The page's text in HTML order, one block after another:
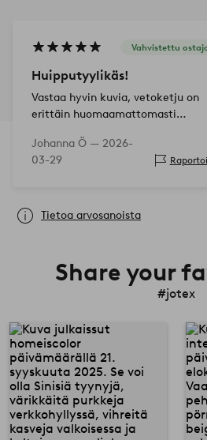
Vahvistettu
Huipputyylikäs!
Vastaa hyvin kuvia, vetoketju on
erittäin huomaamattomasti
Johanna Ö — 2026-
03-29
Raportoi
Tietoa arvosanoista
Share your
#jotex